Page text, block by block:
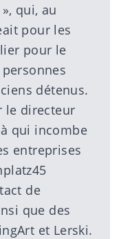
qui, au
pour les
pour le
détenus.
le directeur
qui incombe
entreprises
de
que des
et Lerski.